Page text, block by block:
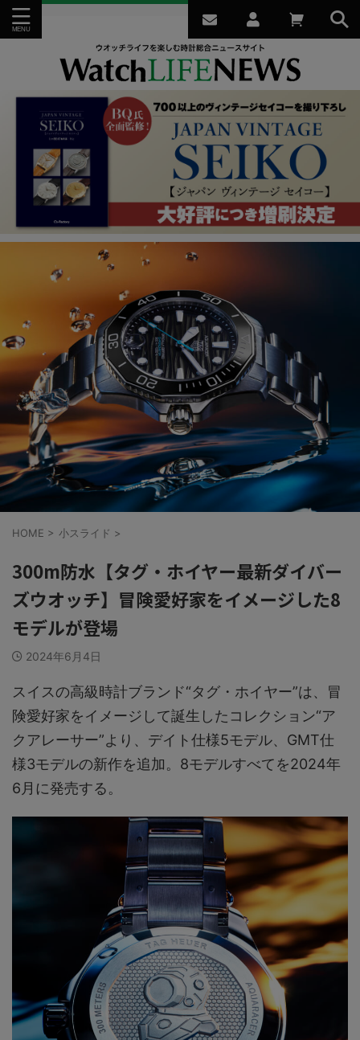
HOME > 小スライド >
300m防水【タグ・ホイヤー最新ダイバー
ズウオッチ】冒険愛好家をイメージした8
モデルが登場
2024年6月4日
スイスの高級時計ブランド“タグ・ホイヤー”は、冒
険愛好家をイメージして誕生したコレクション“ア
クアレーサー”より、デイト仕様5モデル、GMT仕
様3モデルの新作を追加。8モデルすべてを2024年
6月に発売する。